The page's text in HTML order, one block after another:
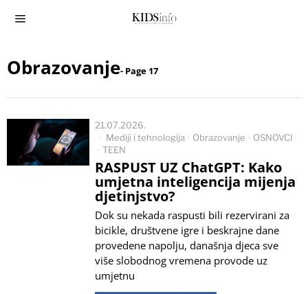
Obrazovanje- Page 17
21.07.2026.
Mediji i tehnologija · Obrazovanje · OSNOVCI
· TEEN
RASPUST UZ ChatGPT: Kako
umjetna inteligencija mijenja
djetinjstvo?
Dok su nekada raspusti bili rezervirani za
bicikle, društvene igre i beskrajne dane
provedene napolju, današnja djeca sve
više slobodnog vremena provode uz
umjetnu